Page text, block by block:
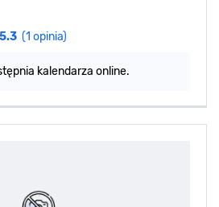
5.3 (1 opinia)
kalendarza online.